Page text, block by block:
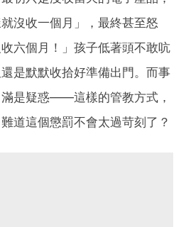
沒收一個月」，最終甚至怒
六個月！」孩子低著頭不敢吭
是默默收拾好準備出門。而事
是疑惑——這樣的管教方式，
道這個懲罰不會太過苛刻了？